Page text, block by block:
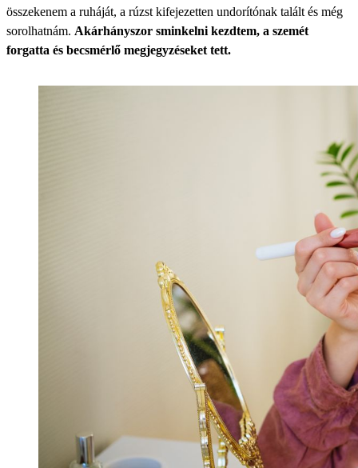
összekenem a ruháját, a rúzst kifejezetten undorítónak talált és még
sorolhatnám. Akárhányszor sminkelni kezdtem, a szemét
forgatta és becsmérlő megjegyzéseket tett.